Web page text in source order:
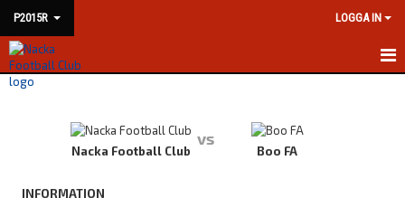
P2015R LOGGA IN
HEM
Nacka Football Club
vs
Boo FA
INFORMATION